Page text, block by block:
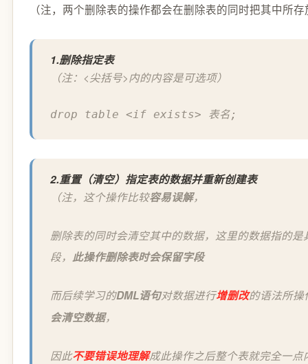
（注，两个删除表的操作都会在删除表的同时把其中所
1.删除指定表
（注：<尖括号>内的内容是可选项）
drop table <if exists> 表名;
2.重置（清空）指定表的数据并重新创建表
（注，这个操作比较容易误解，
删除表的同时会清空其中的数据，这里的数据指的
段， 此操作删除表时会保留字段
而后续学习的DML语句对数据进行增删改的语法所操
会清空数据，
因此不要错误地理解成此操作之后整个表就完全一点